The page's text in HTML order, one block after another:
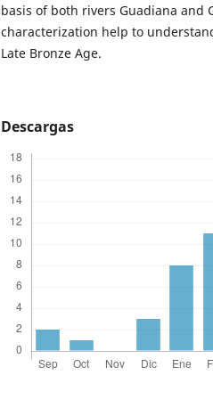
basis of both rivers Guadiana and
characterization help to
Late Bronze Age.
Descargas